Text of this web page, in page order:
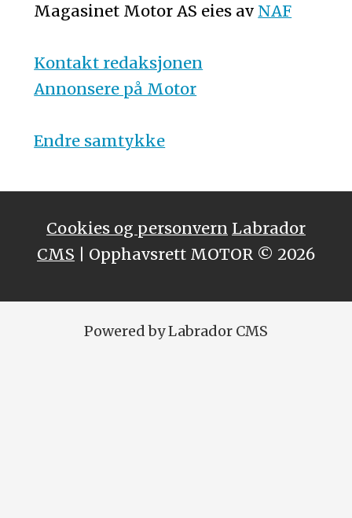
Magasinet Motor AS eies av NAF
Kontakt redaksjonen
Annonsere på Motor
Endre samtykke
Cookies og personvern Labrador
CMS | Opphavsrett MOTOR © 2026
Powered by Labrador CMS